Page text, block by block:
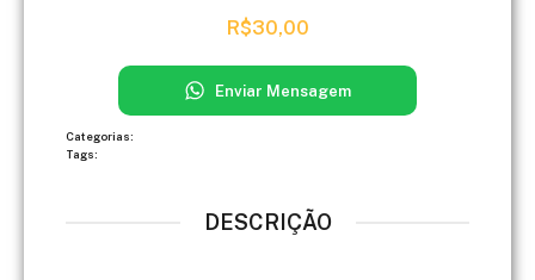
R$30,00
Enviar Mensagem
Categorias:
Tags:
DESCRIÇÃO